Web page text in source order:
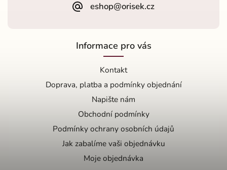
eshop@orisek.cz
Informace pro vás
Kontakt
Doprava, platba a podmínky objednání
Napište nám
Obchodní podmínky
Podmínky ochrany osobních údajů
Jak zabalíme vaši objednávku
Moje objednávka